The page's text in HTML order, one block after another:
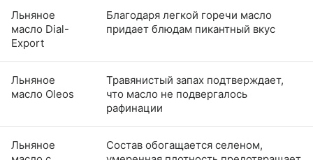
Льняное
масло Dial-
Export
Благодаря легкой горечи масло
придает блюдам пикантный вкус
Льняное
масло Oleos
Травянистый запах подтверждает,
что масло не подвергалось
рафинации
Льняное
Состав обогащается селеном,